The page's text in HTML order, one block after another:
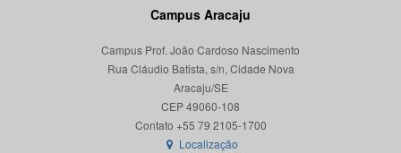
Campus Aracaju
Campus Prof. João Cardoso Nascimento
Rua Cláudio Batista, s/n, Cidade Nova
Aracaju/SE
CEP 49060-108
Localização